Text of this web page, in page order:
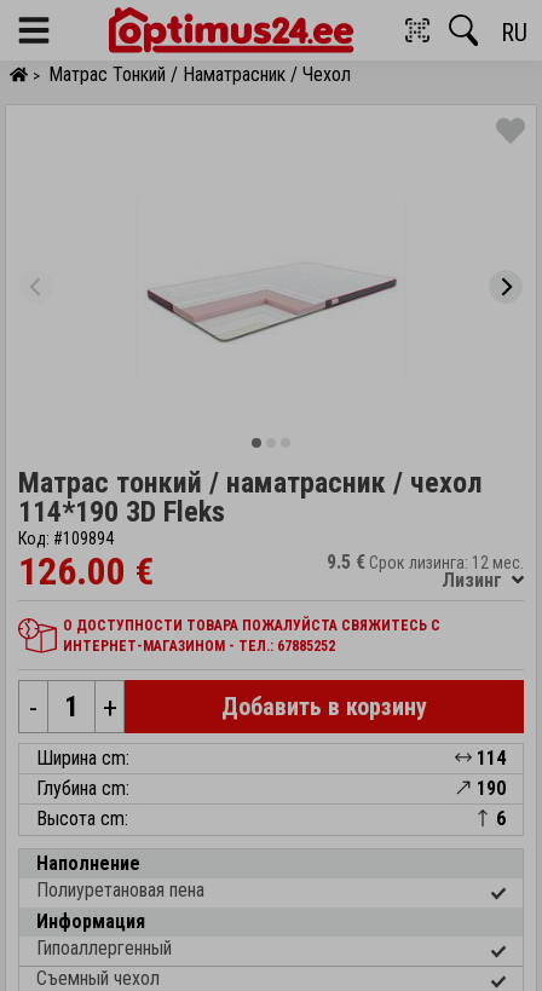
Menu RU
> Матрас Тонкий / Наматрасник / Чехол
Матрас тонкий / наматрасник / чехол
114*190 3D Fleks
Код: #109894
126.00 € 9.5 € Срок лизинга: 12 мес.
Лизинг
О ДОСТУПНОСТИ ТОВАРА ПОЖАЛУЙСТА СВЯЖИТЕСЬ С
ИНТЕРНЕТ-МАГАЗИНОМ - ТЕЛ.: 67885252
- + Добавить в корзину
Ширина cm:
114
Глубина cm:
190
Высота cm:
6
Наполнение
Полиуретановая пена
Информация
Гипоаллергенный
Съемный чехол